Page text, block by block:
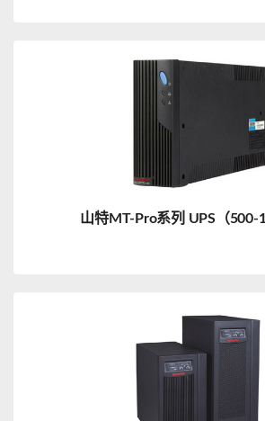
山特MT-Pro系列 UPS（500-